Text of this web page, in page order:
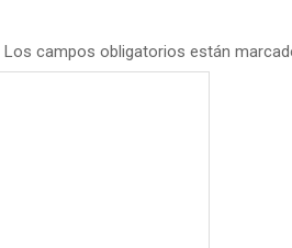
Los campos obligatorios están